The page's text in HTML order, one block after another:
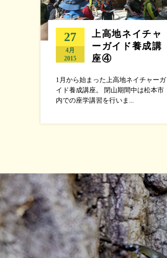
27
4月
2015
上高地ネイチャ
ーガイド養成講
座④
1月から始まった上高地ネイチャーガ
イド養成講座。 閉山期間中は松本市
内での座学講習を行いま...